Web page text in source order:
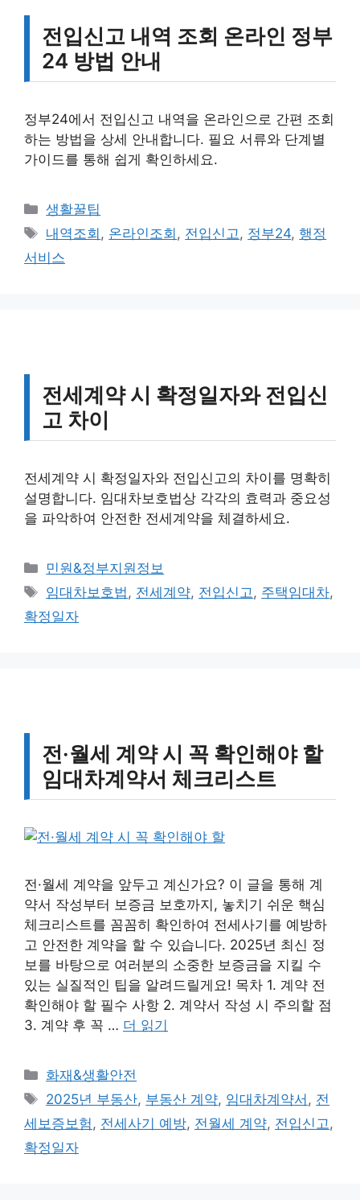
전입신고 내역 조회 온라인 정부
24 방법 안내
정부24에서 전입신고 내역을 온라인으로 간편 조회
하는 방법을 상세 안내합니다. 필요 서류와 단계별
가이드를 통해 쉽게 확인하세요.
카
테
리
생활꿀팁
태
그
내역조회 , 온라인조회 , 전입신고, 정부24, 행정
서비스
전세계약 시 확정일자와 전입신
고 차이
전세계약 시 확정일자와 전입신고의 차이를 명확히
설명합니다. 임대차보호법상 각각의 효력과 중요성
을 파악하여 안전한 전세계약을 체결하세요.
카
테
리
민원&정부지원정보
태
그
임대차보호법, 전세계약, 전입신고, 주택임대차,
확정일자
전·월세 계약 시 꼭 확인해야 할
임대차계약서 체크리스트
전·월세 계약을 앞두고 계신가요? 이 글을 통해 계
약서 작성부터 보증금 보호까지, 놓치기 쉬운 핵심
체크리스트를 꼼꼼히 확인하여 전세사기를 예방하
고 안전한 계약을 할 수 있습니다. 2025년 최신 정
보를 바탕으로 여러분의 소중한 보증금을 지킬 수
있는 실질적인 팁을 알려드릴게요! 목차 1. 계약 전
확인해야 할 필수 사항 2. 계약서 작성 시 주의할 점
3. 계약 후 꼭 … 더 읽기
카
테
리
화재&생활안전
태
그
2025년 부동산, 부동산 계약, 임대차계약서 , 전
세보증보험, 전세사기 예방, 전월세 계약, 전입신고,
확정일자